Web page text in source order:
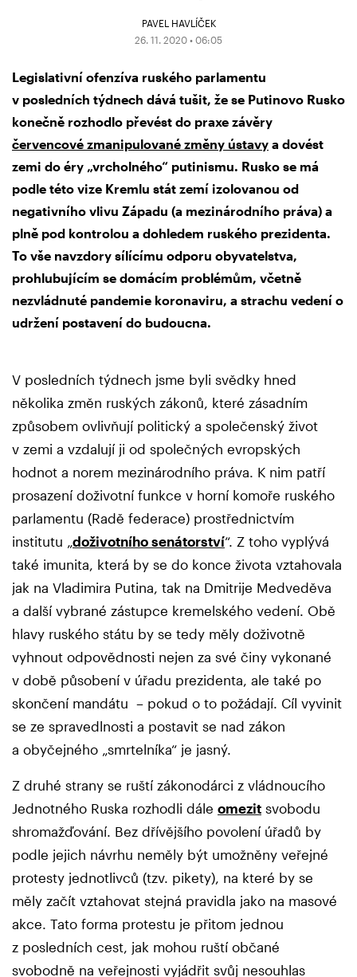
PAVEL HAVLÍČEK
26. 11. 2020 • 06:05
Legislativní ofenzíva ruského parlamentu
v posledních týdnech dává tušit, že se Putinovo Rusko
konečně rozhodlo převést do praxe závěry
červencové zmanipulované změny ústavy a dovést
zemi do éry „vrcholného“ putinismu. Rusko se má
podle této vize Kremlu stát zemí izolovanou od
negativního vlivu Západu (a mezinárodního práva) a
plně pod kontrolou a dohledem ruského prezidenta.
To vše navzdory sílícímu odporu obyvatelstva,
prohlubujícím se domácím problémům, včetně
nezvládnuté pandemie koronaviru, a strachu vedení o
udržení postavení do budoucna.
V posledních týdnech jsme byli svědky hned
několika změn ruských zákonů, které zásadním
způsobem ovlivňují politický a společenský život
v zemi a vzdalují ji od společných evropských
hodnot a norem mezinárodního práva. K nim patří
prosazení doživotní funkce v horní komoře ruského
parlamentu (Radě federace) prostřednictvím
institutu „ doživotního senátorství“. Z toho vyplývá
také imunita, která by se do konce života vztahovala
jak na Vladimira Putina, tak na Dmitrije Medveděva
a další vybrané zástupce kremelského vedení. Obě
hlavy ruského státu by se tedy měly doživotně
vyhnout odpovědnosti nejen za své činy vykonané
v době působení v úřadu prezidenta, ale také po
skončení mandátu – pokud o to požádají. Cíl vyvinit
se ze spravedlnosti a postavit se nad zákon
a obyčejného „smrtelníka“ je jasný.
Z druhé strany se ruští zákonodárci z vládnoucího
Jednotného Ruska rozhodli dále omezit svobodu
shromažďování. Bez dřívějšího povolení úřadů by
podle jejich návrhu neměly být umožněny veřejné
protesty jednotlivců (tzv. pikety), na které by se
měly začít vztahovat stejná pravidla jako na masové
akce. Tato forma protestu je přitom jednou
z posledních cest, jak mohou ruští občané
svobodně na veřejnosti vyjádřit svůj nesouhlas